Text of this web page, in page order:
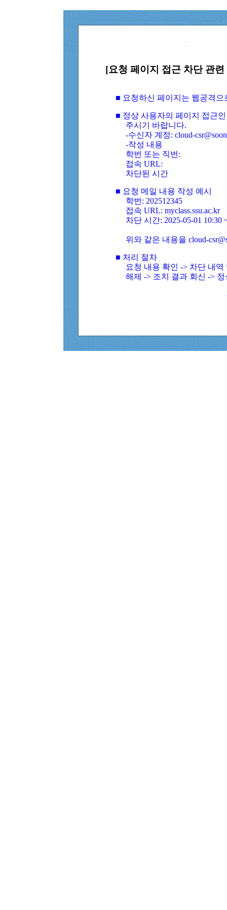
[요청 페이지 접근 차단 관
■ 요청하신 페이지는 웹공격
■ 정상 사용자의 페이지 접근
주시기 바랍니다.
-수신자 계정: cloud-
-작성 내용
학번 또는 직번:
접속 URL:
차단된 시간
■ 요청 메일 내용 작성 예시
학번: 202512345
접속 URL: myclass.ssu.ac.kr
차단 시간: 2025-05-01 10:30
위와 같은 내용을 cloud-
■ 처리 절차
요청 내용 확인 -> 차단 내
해제 -> 조치 결과 회신 ->